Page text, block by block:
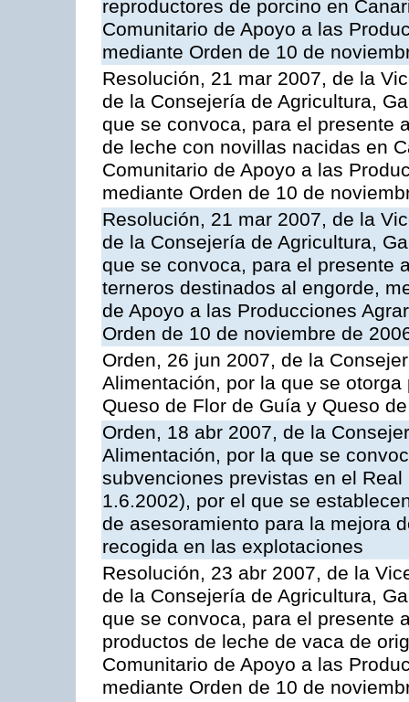
reproductores de porcino en
Comunitario de Apoyo a las
mediante Orden de 10 de
Resolución, 21 mar 2007, de la
de la Consejería de Agricultura,
que se convoca, para el presente
de leche con novillas nacidas en
Comunitario de Apoyo a las
mediante Orden de 10 de
Resolución, 21 mar 2007, de la
de la Consejería de Agricultura,
que se convoca, para el presente
terneros destinados al engorde,
de Apoyo a las Producciones
Orden de 10 de noviembre de
Orden, 26 jun 2007, de la
Alimentación, por la que se
Queso de Flor de Guía y Queso
Orden, 18 abr 2007, de la
Alimentación, por la que se
subvenciones previstas en el
1.6.2002), por el que se
de asesoramiento para la mejora
recogida en las explotaciones
Resolución, 23 abr 2007, de la
de la Consejería de Agricultura,
que se convoca, para el presente
productos de leche de vaca de
Comunitario de Apoyo a las
mediante Orden de 10 de